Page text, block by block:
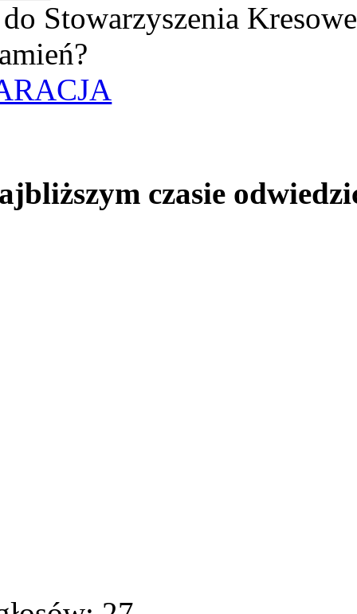
Stowarzyszenia
czasie